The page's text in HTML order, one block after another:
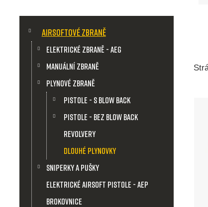
pkategorieAirsoftové zbraně
Elektrické zbraně - AEG
Manuální zbraně
Plynové zbraně
Pistole - S Blow Back
Pistole - Bez Blow Back
Revolvery
Dlouhé plynovky
Sniperky a pušky
Elektrické airsoft pistole - AEP
Brokovnice